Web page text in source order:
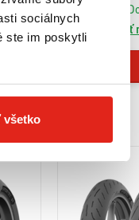
sociálnych
ste im poskytli
všetko
(55W) TL FRONT
Skladom
-